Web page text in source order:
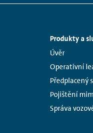
Produkty a
Links:
Úvěr
Operativní
Předplacený
Pojištění
Správa